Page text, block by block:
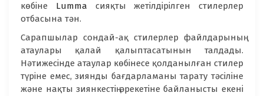
көбіне Lumma сияқты жетілдірілген стилерлер
отбасына тән.
Сарапшылар сондай-ақ стилерлер файлдарының
атаулары қалай қалыптасатынын талдады.
Нәтижесінде атаулар көбінесе қолданылған стилер
түріне емес, зиянды бағдарламаны тарату тәсіліне
және нақты зиянкестің әрекетіне байланысты екені